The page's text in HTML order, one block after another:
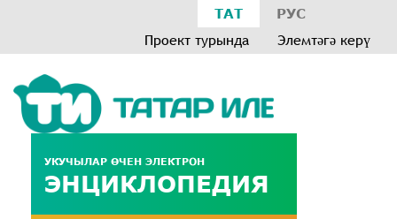
ТАТ РУС
Проект турында Элемтәгә керү
УКУЧЫЛАР ӨЧЕН ЭЛЕКТРОН
ЭНЦИКЛОПЕДИЯ